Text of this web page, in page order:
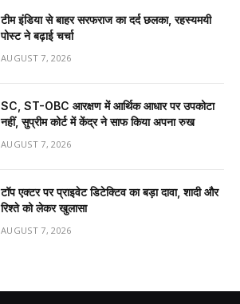
टीम इंडिया से बाहर सरफराज का दर्द छलका, रहस्यमयी
पोस्ट ने बढ़ाई चर्चा
AUGUST 7, 2026
SC, ST-OBC आरक्षण में आर्थिक आधार पर उपकोटा
नहीं, सुप्रीम कोर्ट में केंद्र ने साफ किया अपना रुख
AUGUST 7, 2026
टॉप एक्टर पर प्राइवेट डिटेक्टिव का बड़ा दावा, शादी और
रिश्ते को लेकर खुलासा
AUGUST 7, 2026